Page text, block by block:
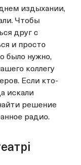
издыхании,
Чтобы
друг с
и просто
было нужно,
коллегу
Если кто-
искали
решение
радио.